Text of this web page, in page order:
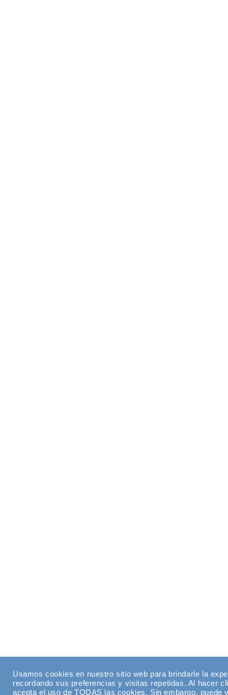
Usamos cookies en nuestro sitio web para brindarle la
recordando sus preferencias y visitas repetidas. Al hacer
acepta el uso de TODAS las cookies. Sin embargo, puede